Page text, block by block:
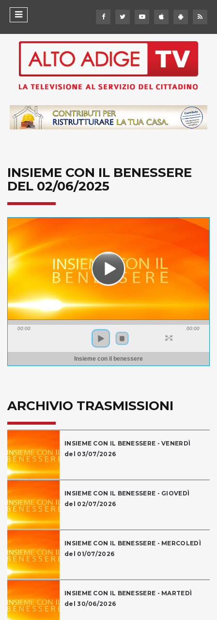
INSIEME CON IL BENESSERE
DEL 02/06/2025
00:00 00:00
Insieme con il benessere
ARCHIVIO TRASMISSIONI
INSIEME CON IL BENESSERE - VENERDÌ
del 03/07/2026
INSIEME CON IL BENESSERE - GIOVEDÌ
del 02/07/2026
INSIEME CON IL BENESSERE - MERCOLEDÌ
del 01/07/2026
INSIEME CON IL BENESSERE - MARTEDÌ
del 30/06/2026